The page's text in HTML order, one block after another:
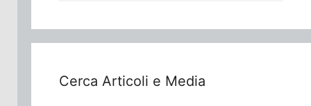
Cerca Articoli e Media